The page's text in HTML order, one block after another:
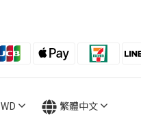
繁體中文